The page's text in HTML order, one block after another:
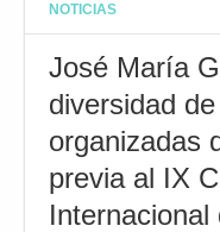
NOTICIAS
José María
diversidad
organizadas
previa al IX
Internacional